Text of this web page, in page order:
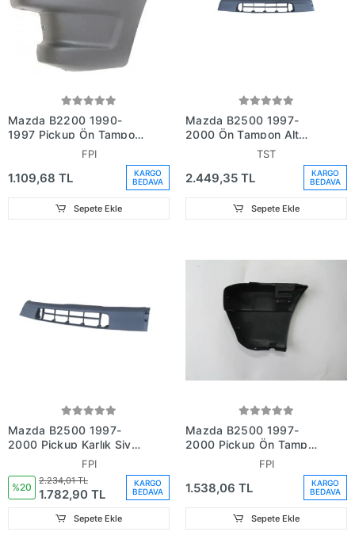
Mazda B2200 1990-
1997 Pickup Ön Tampon
Ucu Sol (Plastik) (Fpı)
No:Ub3950050)
FPI
1.109,68 TL
KARGO
BEDAVA
Sepete Ekle
Mazda B2500 1997-
2000 Ön Tampon Alt
Parça (Karlık) Siyah
Plastik (Oem No: U009-
50-032B)
TST
2.449,35 TL
KARGO
BEDAVA
Sepete Ekle
Mazda B2500 1997-
2000 Pickup Karlık Siyah
Plastik (Ön Tampon Altı)
(Spoıler) (Fpı) (Adet)
(Oem No:U00950032B)
FPI
%20
2.234,01 TL
1.782,90 TL
KARGO
BEDAVA
Sepete Ekle
Mazda B2500 1997-
2000 Pickup Ön Tampon
Ucu Siyah Sağ (Plastik)
No:Ug5950041)
FPI
1.538,06 TL
KARGO
BEDAVA
Sepete Ekle